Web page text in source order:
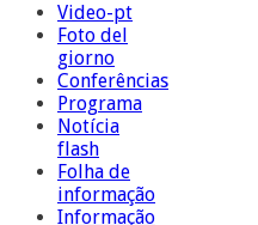
Video-pt
Foto del
giorno
Conferências
Programa
Notícia
flash
Folha de
informação
Informação